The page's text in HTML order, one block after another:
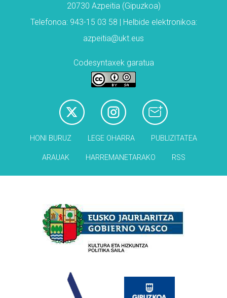
20730 Azpeitia (Gipuzkoa)
Telefonoa: 943-15 03 58 | Helbide elektronikoa:
azpeitia@ukt.eus
Codesyntaxek garatua
HONI BURUZ LEGE OHARRA PUBLIZITATEA
ARAUAK HARREMANETARAKO RSS